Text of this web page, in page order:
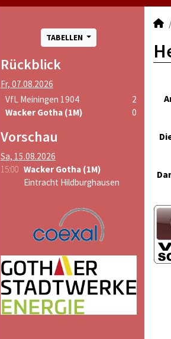
TABELLEN
Rückblick
Fr, 07.08.2026
VfL Meiningen 1904
2
Wacker Gotha (1M)
0
Vorschau
Sa, 15.08.2026
15:00 Wacker Gotha (1M)
Eintracht Hildburghausen